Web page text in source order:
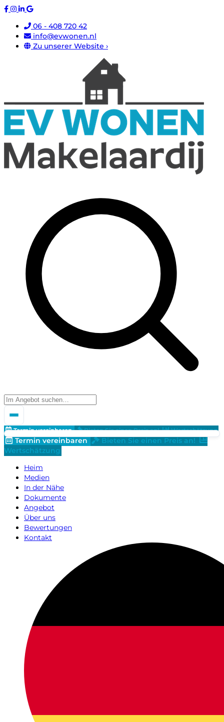
06 - 408 720 42
info@evwonen.nl
Zu unserer Website ›
Termin vereinbaren Bieten Sie einen Preis an! Wertschätzung
Termin vereinbaren
Bieten Sie einen Preis an!
Wertschätzung
Heim
Medien
In der Nähe
Dokumente
Angebot
Über uns
Bewertungen
Kontakt